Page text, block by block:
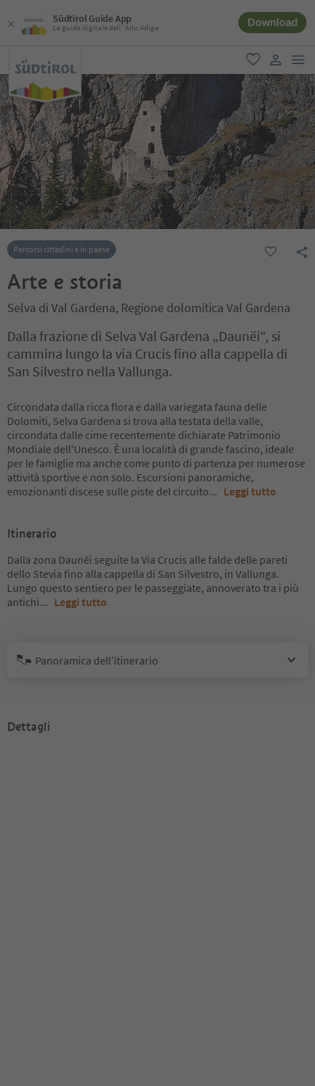
Südtirol Guide App
La guida digitale dell´Alto Adige Download
favoriti
user link
Percorsi cittadini e in paese
Arte e storia
Selva di Val Gardena, Regione dolomitica Val Gardena
Dalla frazione di Selva Val Gardena „Daunëi“, si
cammina lungo la via Crucis fino alla cappella di
San Silvestro nella Vallunga.
Circondata dalla ricca flora e dalla variegata fauna delle
Dolomiti, Selva Gardena si trova alla testata della valle,
circondata dalle cime recentemente dichiarate Patrimonio
Mondiale dell'Unesco. È una località di grande fascino, ideale
per le famiglie ma anche come punto di partenza per numerose
attività sportive e non solo. Escursioni panoramiche,
emozionanti discese sulle piste del circuito... Leggi tutto
Itinerario
Dalla zona Daunëi seguite la Via Crucis alle falde delle pareti
dello Stevia fino alla cappella di San Silvestro, in Vallunga.
Lungo questo sentiero per le passeggiate, annoverato tra i più
antichi... Leggi tutto
Panoramica dell’itinerario
Dettagli